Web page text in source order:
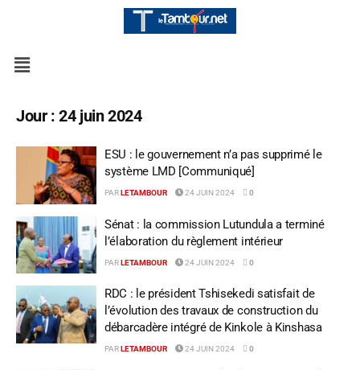
Jour :24 juin 2024
ESU : le gouvernement n’a pas supprimé le
système LMD [Communiqué]
PAR LETAMBOUR 24 JUIN 2024 0
Sénat : la commission Lutundula a terminé
l’élaboration du règlement intérieur
PARLETAMBOUR 24 JUIN 2024 0
RDC : le président Tshisekedi satisfait de
l’évolution des travaux de construction du
débarcadère intégré de Kinkole à Kinshasa
PAR LETAMBOUR 24 JUIN 2024 0